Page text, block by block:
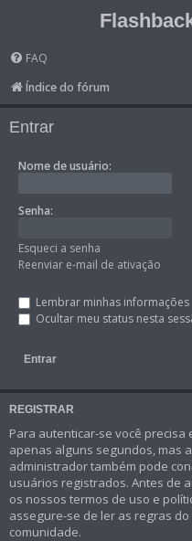
FAQ
Índice do fórum
Entrar
Nome de usuário:
Senha:
Esqueci a senha
Reenviar e-mail de ativação
Lembrar minhas informações
Ocultar meu status nesta
REGISTRAR
Para autenticar-se você
apenas alguns segundos, mas
administrador também pode
usuários registrados. Antes de
os nossos termos de uso e
assegure-se de ler as regras
comunidade.